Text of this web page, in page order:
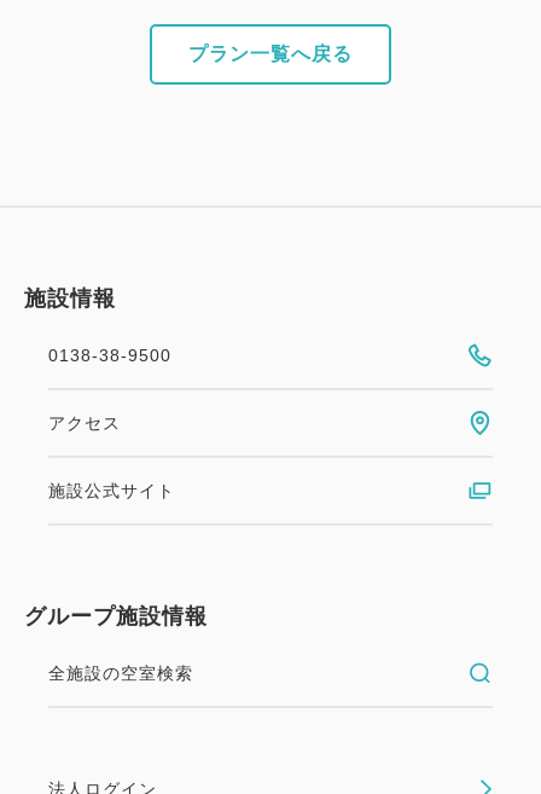
プラン一覧へ戻る
施設情報
0138-38-9500
アクセス
施設公式サイト
グループ施設情報
全施設の空室検索
法人ログイン